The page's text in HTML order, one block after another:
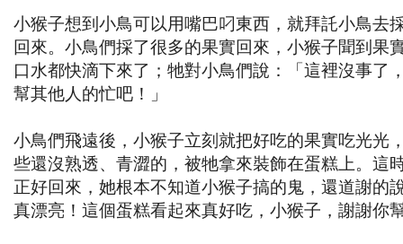
小猴子想到小鳥可以用嘴巴叼東西，就拜託小鳥去
回來。小鳥們採了很多的果實回來，小猴子聞到果
口水都快滴下來了；牠對小鳥們說：「這裡沒事了
幫其他人的忙吧！」
小鳥們飛遠後，小猴子立刻就把好吃的果實吃光光
些還沒熟透、青澀的，被牠拿來裝飾在蛋糕上。這
正好回來，她根本不知道小猴子搞的鬼，還道謝的
真漂亮！這個蛋糕看起來真好吃，小猴子，謝謝你